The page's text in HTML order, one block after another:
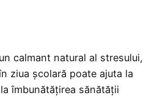
calmant natural al stresului,
ziua școlară poate ajuta la
îmbunătățirea sănătății